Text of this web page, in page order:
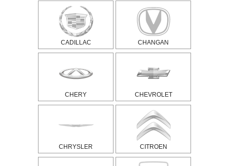
CADILLAC CHANGAN
CHERY CHEVROLET
CHRYSLER CITROEN